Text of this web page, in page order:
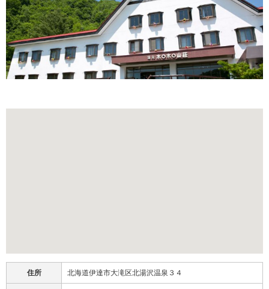
住所 北海道伊達市大滝区北湯沢温泉３４